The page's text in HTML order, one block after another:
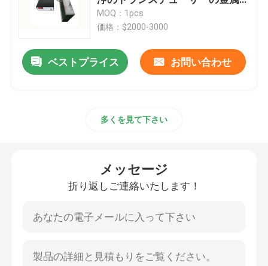
圧電気の超音波トランスデューサー
水に浸け超音波トランスデューサ
超音波洗浄機
超音波細胞の Disruptor
超音波リアクター
箱
MOQ：1pcs
価格：$2000-3000
ベストプライス お問い合わせ
多くを見て下さい
メッセージ
折り返しご連絡いたします！